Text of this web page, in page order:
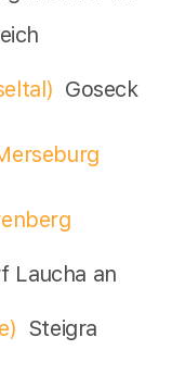
Goseck
Laucha an
Steigra